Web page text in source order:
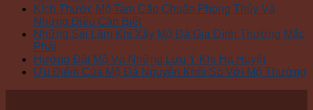
Kích Thước Mộ Tam Cấp Chuẩn Phong Thủy Và
Những Điều Cần Biết
Những Sai Lầm Khi Xây Mộ Đá Gia Đình Thường Mắc
Phải
Hướng Đặt Mộ Và Những Lưu Ý Khi Hạ Huyệt
Ưu Điểm Của Mộ Đá Nguyên Khối So Với Mộ Thường